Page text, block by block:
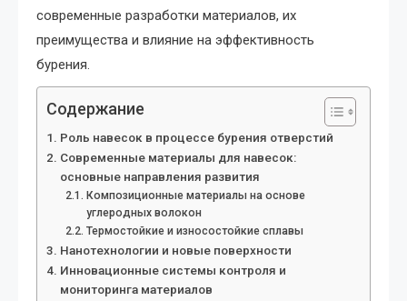
современные разработки материалов, их
преимущества и влияние на эффективность
бурения.
Содержание
Роль навесок в процессе бурения отверстий
Современные материалы для навесок:
основные направления развития
Композиционные материалы на основе
углеродных волокон
Термостойкие и износостойкие сплавы
Нанотехнологии и новые поверхности
Инновационные системы контроля и
мониторинга материалов